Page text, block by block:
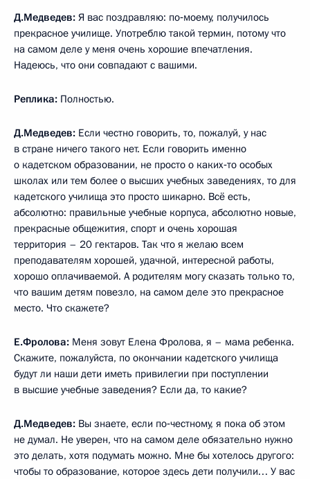
Д.Медведев: Я вас поздравляю: по‑моему, получилось
прекрасное училище. Употреблю такой термин, потому что
на самом деле у меня очень хорошие впечатления.
Надеюсь, что они совпадают с вашими.
Реплика: Полностью.
Д.Медведев: Если честно говорить, то, пожалуй, у нас
в стране ничего такого нет. Если говорить именно
о кадетском образовании, не просто о каких‑то особых
школах или тем более о высших учебных заведениях, то для
кадетского училища это просто шикарно. Всё есть,
абсолютно: правильные учебные корпуса, абсолютно новые,
прекрасные общежития, спорт и очень хорошая
территория – 20 гектаров. Так что я желаю всем
преподавателям хорошей, удачной, интересной работы,
хорошо оплачиваемой. А родителям могу сказать только то,
что вашим детям повезло, на самом деле это прекрасное
место. Что скажете?
Е.Фролова: Меня зовут Елена Фролова, я – мама ребенка.
Скажите, пожалуйста, по окончании кадетского училища
будут ли наши дети иметь привилегии при поступлении
в высшие учебные заведения? Если да, то какие?
Д.Медведев: Вы знаете, если по‑честному, я пока об этом
не думал. Не уверен, что на самом деле обязательно нужно
это делать, хотя подумать можно. Мне бы хотелось другого:
чтобы то образование, которое здесь дети получили… У вас